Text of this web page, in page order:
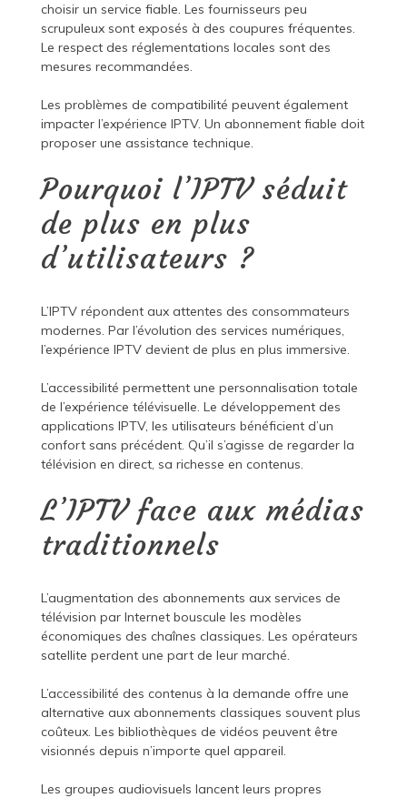
choisir un service fiable. Les fournisseurs peu
scrupuleux sont exposés à des coupures fréquentes.
Le respect des réglementations locales sont des
mesures recommandées.
Les problèmes de compatibilité peuvent également
impacter l’expérience IPTV. Un abonnement fiable doit
proposer une assistance technique.
Pourquoi l’IPTV séduit
de plus en plus
d’utilisateurs ?
L’IPTV répondent aux attentes des consommateurs
modernes. Par l’évolution des services numériques,
l’expérience IPTV devient de plus en plus immersive.
L’accessibilité permettent une personnalisation totale
de l’expérience télévisuelle. Le développement des
applications IPTV, les utilisateurs bénéficient d’un
confort sans précédent. Qu’il s’agisse de regarder la
télévision en direct, sa richesse en contenus.
L’IPTV face aux médias
traditionnels
L’augmentation des abonnements aux services de
télévision par Internet bouscule les modèles
économiques des chaînes classiques. Les opérateurs
satellite perdent une part de leur marché.
L’accessibilité des contenus à la demande offre une
alternative aux abonnements classiques souvent plus
coûteux. Les bibliothèques de vidéos peuvent être
visionnés depuis n’importe quel appareil.
Les groupes audiovisuels lancent leurs propres